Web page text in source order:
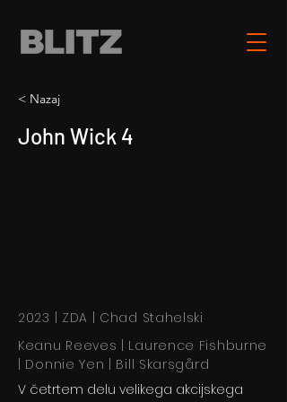
< Nazaj
John Wick 4
2023 | ZDA | Chad Stahelski
Keanu Reeves | Laurence Fishburne
| Donnie Yen | Bill Skarsgård
V četrtem delu velikega akcijskega